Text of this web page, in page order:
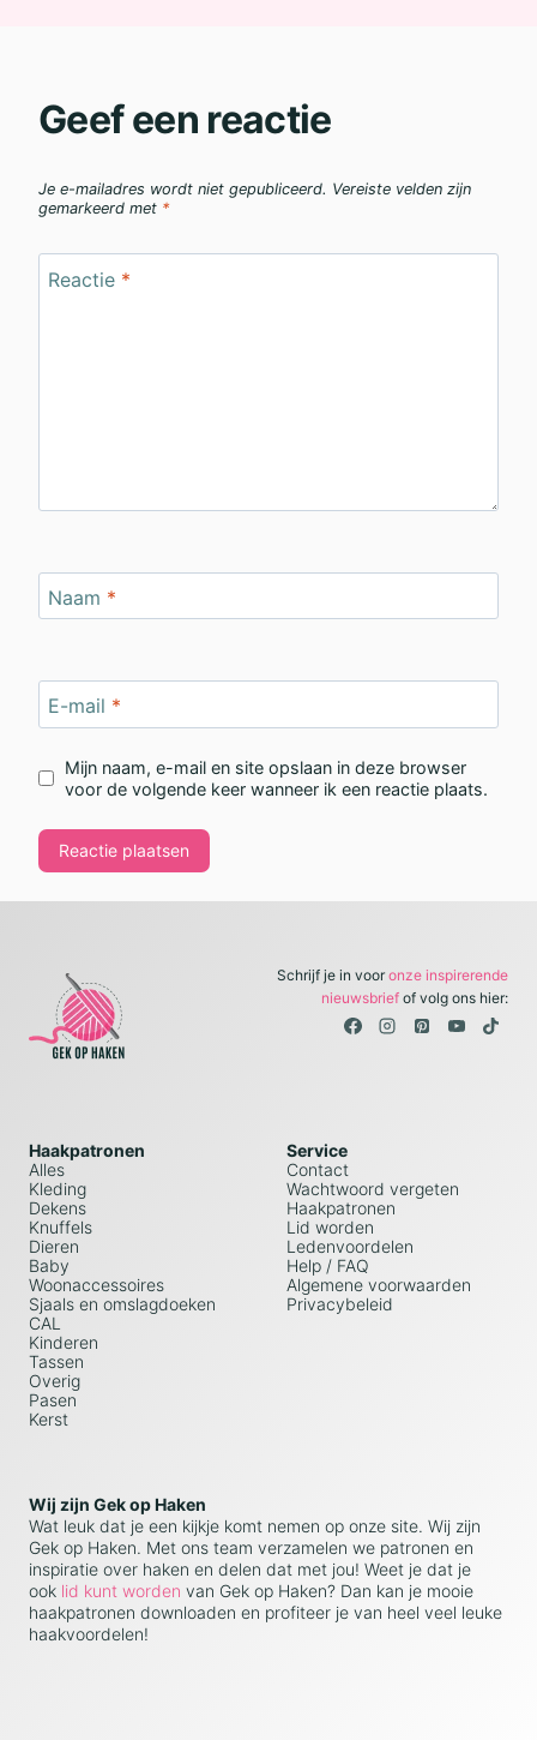
Geef een reactie
Je e-mailadres wordt niet gepubliceerd. Vereiste velden zijn
gemarkeerd met *
Reactie *
Naam *
E-mail *
Mijn naam, e-mail en site opslaan in deze browser
voor de volgende keer wanneer ik een reactie plaats.
Schrijf je in vooronze inspirerende
nieuwsbriefof volg ons hier:
Haakpatronen
Alles
Kleding
Dekens
Knuffels
Dieren
Baby
Woonaccessoires
Sjaals en omslagdoeken
CAL
Kinderen
Tassen
Overig
Pasen
Kerst
Service
Contact
Wachtwoord vergeten
Haakpatronen
Lid worden
Ledenvoordelen
Help / FAQ
Algemene voorwaarden
Privacybeleid
Wij zijn Gek op Haken
Wat leuk dat je een kijkje komt nemen op onze site. Wij zijn
Gek op Haken. Met ons team verzamelen we patronen en
inspiratie over haken en delen dat met jou! Weet je dat je
ook lid kunt worden van Gek op Haken? Dan kan je mooie
haakpatronen downloaden en profiteer je van heel veel leuke
haakvoordelen!